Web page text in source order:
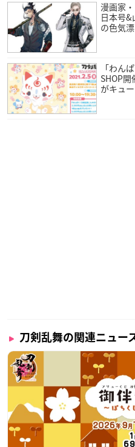
漫画家
日本号&
の色気
「わん
SHOP
がキュ
刀剣乱舞の関連ニュー